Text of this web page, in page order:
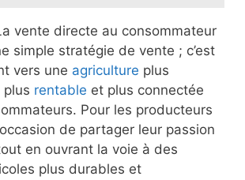
vente directe au consommateur
simple stratégie de vente ; c’est
vers une agriculture plus
rentable et plus connectée
Pour les producteurs
de partager leur passion
en ouvrant la voie à des
plus durables et